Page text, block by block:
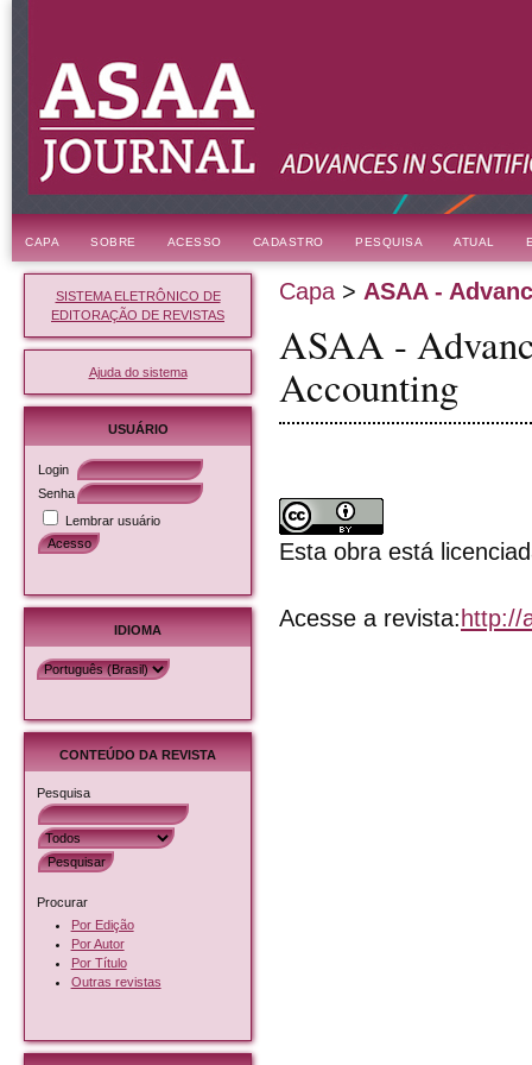
SISTEMA ELETRÔNICO DE
EDITORAÇÃO DE REVISTAS
Ajuda do sistema
USUÁRIO
Login
Senha
Lembrar usuário
IDIOMA
CONTEÚDO DA REVISTA
Pesquisa
Procurar
Por Edição
Por Autor
Por Título
Outras revistas
CAPA SOBRE ACESSO CADASTRO PESQUISA ATUAL
Capa > ASAA -
ASAA -
Accounting
Esta obra está
Acesse a revista: http://